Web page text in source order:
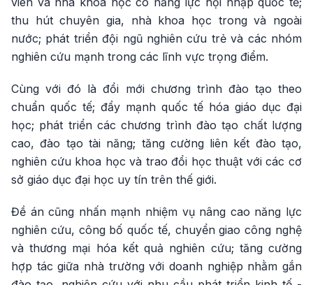
thu hút chuyên gia, nhà khoa học trong và ngoài
nước; phát triển đội ngũ nghiên cứu trẻ và các nhóm
nghiên cứu mạnh trong các lĩnh vực trọng điểm.
Cùng với đó là đổi mới chương trình đào tạo theo
chuẩn quốc tế; đẩy mạnh quốc tế hóa giáo dục đại
học; phát triển các chương trình đào tạo chất lượng
cao, đào tạo tài năng; tăng cường liên kết đào tạo,
nghiên cứu khoa học và trao đổi học thuật với các cơ
sở giáo dục đại học uy tín trên thế giới.
Đề án cũng nhấn mạnh nhiệm vụ nâng cao năng lực
nghiên cứu, công bố quốc tế, chuyển giao công nghệ
và thương mại hóa kết quả nghiên cứu; tăng cường
hợp tác giữa nhà trường với doanh nghiệp nhằm gắn